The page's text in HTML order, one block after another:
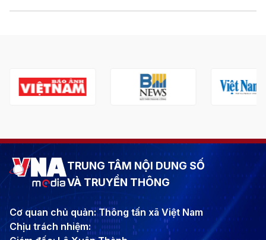
TRUNG TÂM NỘI DUNG SỐ
VÀ TRUYỀN THÔNG
Cơ quan chủ quản: Thông tấn xã Việt Nam
Chịu trách nhiệm: